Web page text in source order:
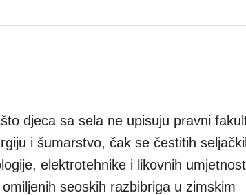
djeca sa sela ne upisuju pravni
i šumarstvo, čak se čestitih
elektrotehnike i likovnih
seoskih razbibriga u zimskim